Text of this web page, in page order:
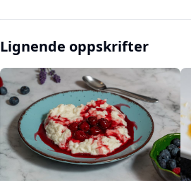
Lignende oppskrifter